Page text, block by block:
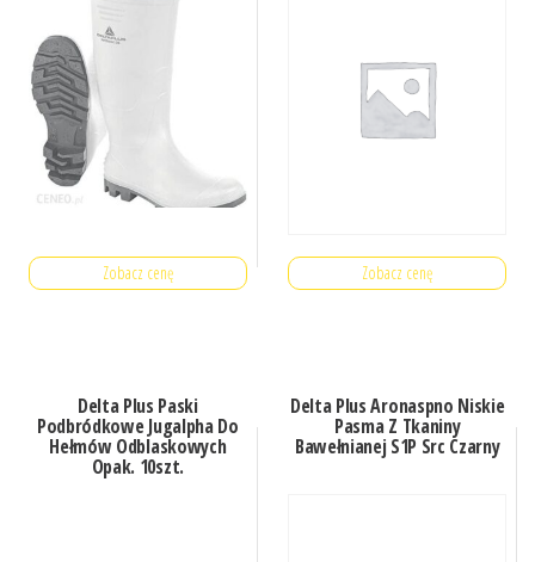
Zobacz cenę Zobacz cenę
Delta Plus Paski
Podbródkowe Jugalpha Do
Hełmów Odblaskowych
Opak. 10szt.
Delta Plus Aronaspno Niskie
Pasma Z Tkaniny
Bawełnianej S1P Src Czarny